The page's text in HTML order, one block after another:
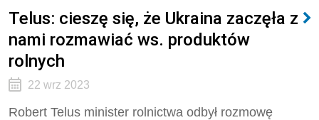
Telus: cieszę się, że Ukraina zaczęła z
nami rozmawiać ws. produktów
rolnych
22 wrz 2023
Robert Telus minister rolnictwa odbył rozmowę